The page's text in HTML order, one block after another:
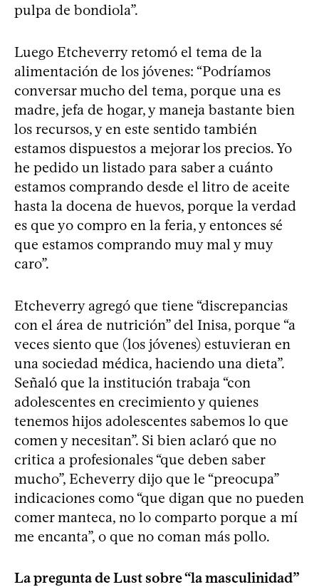
pulpa de bondiola”.
Luego Etcheverry retomó el tema de la
alimentación de los jóvenes: “Podríamos
conversar mucho del tema, porque una es
madre, jefa de hogar, y maneja bastante bien
los recursos, y en este sentido también
estamos dispuestos a mejorar los precios. Yo
he pedido un listado para saber a cuánto
estamos comprando desde el litro de aceite
hasta la docena de huevos, porque la verdad
es que yo compro en la feria, y entonces sé
que estamos comprando muy mal y muy
caro”.
Etcheverry agregó que tiene “discrepancias
con el área de nutrición” del Inisa, porque “a
veces siento que (los jóvenes) estuvieran en
una sociedad médica, haciendo una dieta”.
Señaló que la institución trabaja “con
adolescentes en crecimiento y quienes
tenemos hijos adolescentes sabemos lo que
comen y necesitan”. Si bien aclaró que no
critica a profesionales “que deben saber
mucho”, Echeverry dijo que le “preocupa”
indicaciones como “que digan que no pueden
comer manteca, no lo comparto porque a mí
me encanta”, o que no coman más pollo.
La pregunta de Lust sobre “la masculinidad”